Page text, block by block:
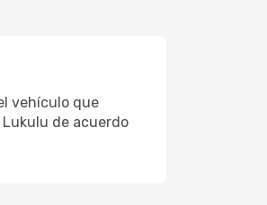
vehículo que
de acuerdo